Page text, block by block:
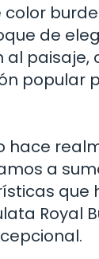
color
de
al paisaje,
popular
hace
a
que
Royal